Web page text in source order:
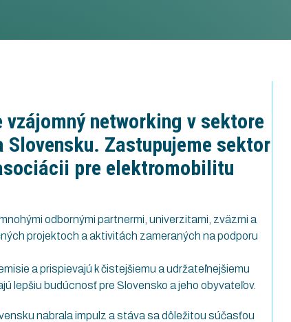
vzájomný networking v sektore
Zastupujeme sektor
pre elektromobilitu
odbornými partnermi, univerzitami, zväzmi a
projektoch a aktivitách zameraných na podporu
a prispievajú k čistejšiemu a udržateľnejšiemu
lepšiu budúcnosť pre Slovensko a jeho obyvateľov.
nabrala impulz a stáva sa dôležitou súčasťou